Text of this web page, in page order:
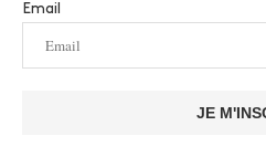
Email
JE